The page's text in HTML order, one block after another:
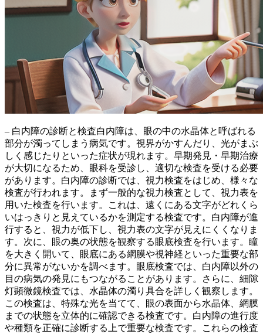
– 白内障の診断と検査白内障は、眼の中の水晶体と呼ばれる
部分が濁ってしまう病気です。視界がかすんだり、光がまぶ
しく感じたりといった症状が現れます。早期発見・早期治療
が大切になるため、眼科を受診し、適切な検査を受ける必要
があります。白内障の診断では、視力検査をはじめ、様々な
検査が行われます。まず一般的な視力検査として、 視力表を
用いた検査を行います。これは、遠くにある文字がどれくら
いはっきりと見えているかを測定する検査です。白内障が進
行すると、視力が低下し、視力表の文字が見えにくくなりま
す。次に、眼の奥の状態を観察する 眼底検査を行います。瞳
を大きく開いて、眼底にある網膜や視神経といった重要な部
分に異常がないかを調べます。眼底検査では、白内障以外の
目の病気の発見にもつながることがあります。さらに、 細隙
灯顕微鏡検査では、水晶体の濁り具合を詳しく観察します。
この検査は、特殊な光を当てて、眼の表面から水晶体、網膜
までの状態を立体的に確認できる検査です。白内障の進行度
や種類を正確に診断する上で重要な検査です。これらの検査